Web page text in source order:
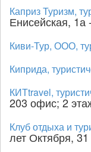
Каприз Туризм,
Енисейская,
Киви-Тур, ООО,
Киприда,
КИТtravel,
203 офис; 2
Клуб отдыха и
лет Октября,